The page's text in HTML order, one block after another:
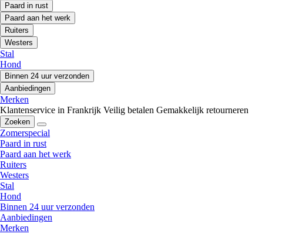
Paard in rust
Paard aan het werk
Ruiters
Westers
Stal
Hond
Binnen 24 uur verzonden
Aanbiedingen
Merken
Klantenservice in Frankrijk Veilig betalen Gemakkelijk retourneren
Zoeken
Zomerspecial
Paard in rust
Paard aan het werk
Ruiters
Westers
Stal
Hond
Binnen 24 uur verzonden
Aanbiedingen
Merken